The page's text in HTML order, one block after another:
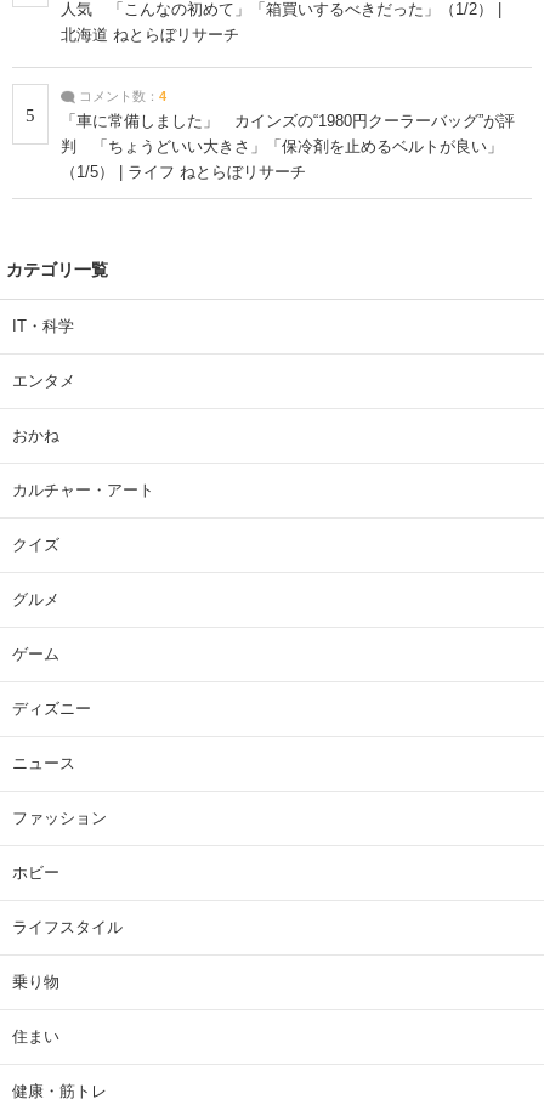
人気 「こんなの初めて」「箱買いするべきだった」（1/2） |
北海道 ねとらぼリサーチ
5
コメント数： 4
「車に常備しました」 カインズの“1980円クーラーバッグ”が評
判 「ちょうどいい大きさ」「保冷剤を止めるベルトが良い」
（1/5） | ライフ ねとらぼリサーチ
カテゴリ一覧
IT・科学
エンタメ
おかね
カルチャー・アート
クイズ
グルメ
ゲーム
ディズニー
ニュース
ファッション
ホビー
ライフスタイル
乗り物
住まい
健康・筋トレ